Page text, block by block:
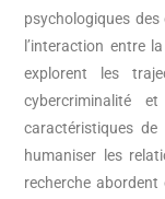
psychologiques
l’interaction entre
explorent les
cybercriminalité
caractéristiques
humaniser les
recherche abordent